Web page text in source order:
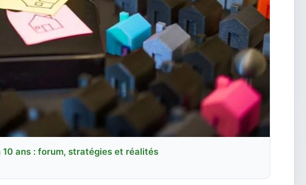
ans : forum, stratégies et réalités